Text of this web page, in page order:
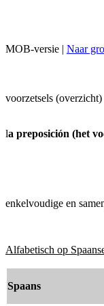
MOB-versie | Naar
voorzetsels (overzicht)
la preposición (het
enkelvoudige en
Alfabetisch op
Spaans